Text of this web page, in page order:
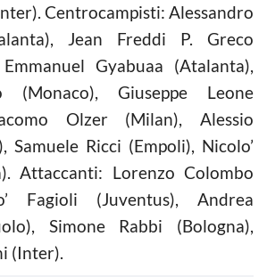
Centrocampisti: Alessandro
Jean Freddi P. Greco
Gyabuaa (Atalanta),
(Monaco), Giuseppe Leone
Olzer (Milan), Alessio
Samuele Ricci (Empoli), Nicolo’
Attaccanti: Lorenzo Colombo
Fagioli (Juventus), Andrea
Simone Rabbi (Bologna),
(Inter).